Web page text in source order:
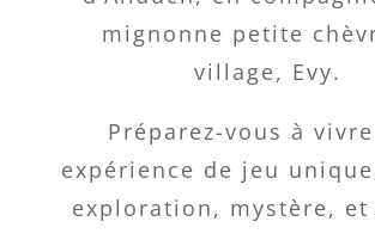
mignonne petite
village, Evy.
Préparez-vous à
expérience de jeu
exploration, mystère,